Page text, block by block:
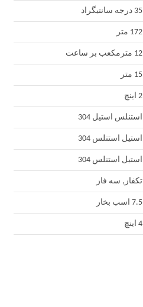
35 درجه سانتیگراد
172 متر
12 مترمکعب بر ساعت
15 متر
2 اینچ
استنلس استیل 304
استیل استنلس 304
استیل استنلس 304
تکفاز, سه فاز
7.5 اسب بخار
4 اینچ